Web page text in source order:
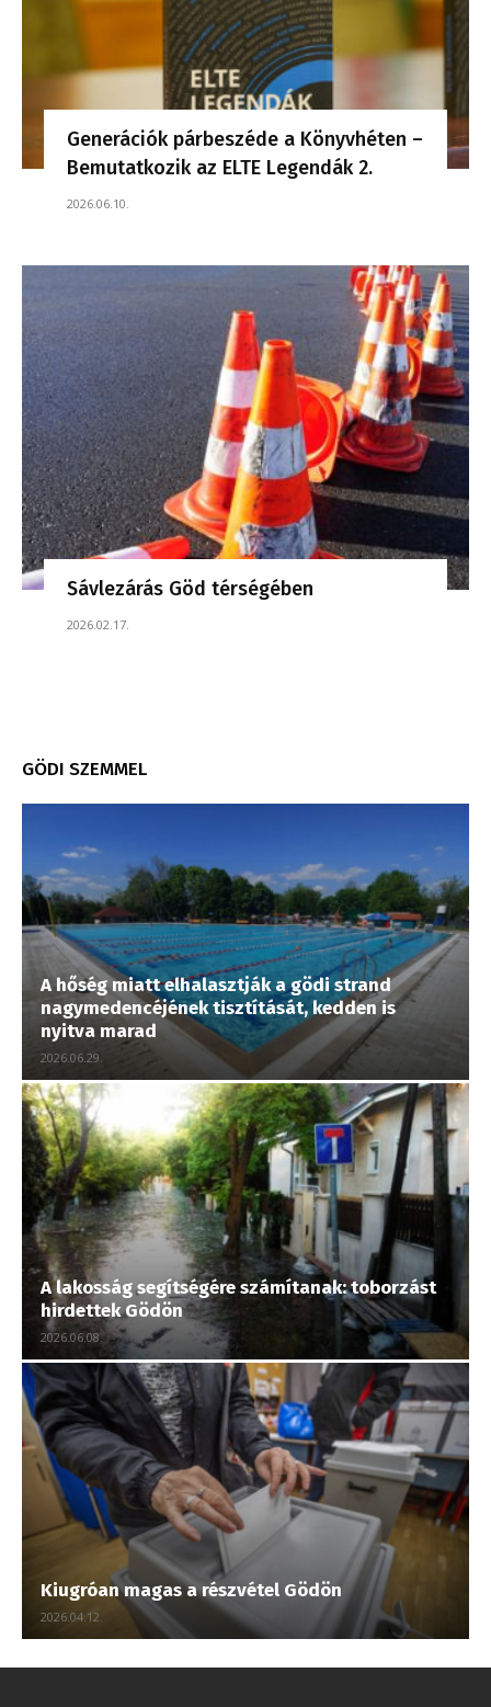
Generációk párbeszéde a Könyvhéten –
Bemutatkozik az ELTE Legendák 2.
2026.06.10.
Sávlezárás Göd térségében
2026.02.17.
GÖDI SZEMMEL
A hőség miatt elhalasztják a gödi strand
nagymedencéjének tisztítását, kedden is
nyitva marad
2026.06.29.
A lakosság segítségére számítanak: toborzást
hirdettek Gödön
2026.06.08.
Kiugróan magas a részvétel Gödön
2026.04.12.